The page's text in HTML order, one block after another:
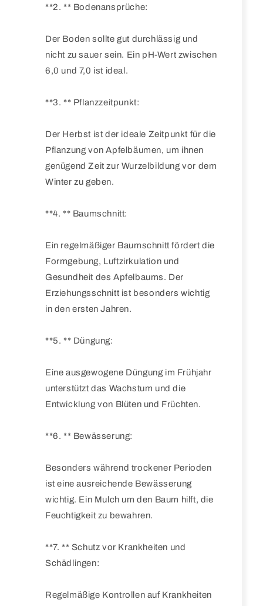
**2. ** Bodenansprüche:
Der Boden sollte gut durchlässig und
nicht zu sauer sein. Ein pH-Wert zwischen
6,0 und 7,0 ist ideal.
**3. ** Pflanzzeitpunkt:
Der Herbst ist der ideale Zeitpunkt für die
Pflanzung von Apfelbäumen, um ihnen
genügend Zeit zur Wurzelbildung vor dem
Winter zu geben.
**4. ** Baumschnitt:
Ein regelmäßiger Baumschnitt fördert die
Formgebung, Luftzirkulation und
Gesundheit des Apfelbaums. Der
Erziehungsschnitt ist besonders wichtig
in den ersten Jahren.
**5. ** Düngung:
Eine ausgewogene Düngung im Frühjahr
unterstützt das Wachstum und die
Entwicklung von Blüten und Früchten.
**6. ** Bewässerung:
Besonders während trockener Perioden
ist eine ausreichende Bewässerung
wichtig. Ein Mulch um den Baum hilft, die
Feuchtigkeit zu bewahren.
**7. ** Schutz vor Krankheiten und
Schädlingen:
Regelmäßige Kontrollen auf Krankheiten